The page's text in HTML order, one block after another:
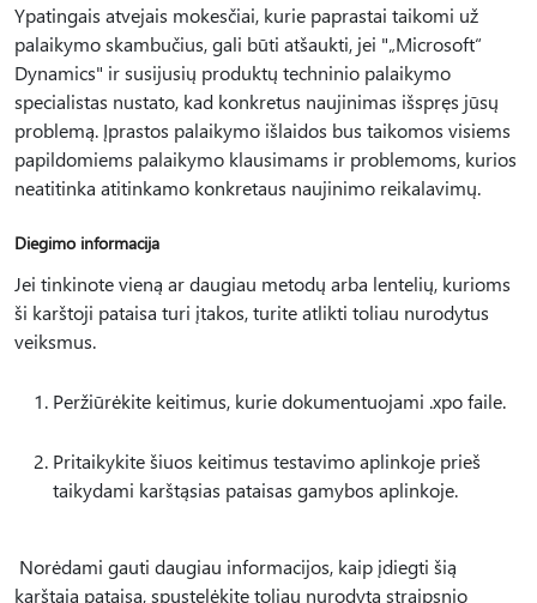
Ypatingais atvejais mokesčiai, kurie paprastai taikomi už
palaikymo skambučius, gali būti atšaukti, jei "„Microsoft“
Dynamics" ir susijusių produktų techninio palaikymo
specialistas nustato, kad konkretus naujinimas išspręs jūsų
problemą. Įprastos palaikymo išlaidos bus taikomos visiems
papildomiems palaikymo klausimams ir problemoms, kurios
neatitinka atitinkamo konkretaus naujinimo reikalavimų.
Diegimo informacija
Jei tinkinote vieną ar daugiau metodų arba lentelių, kurioms
ši karštoji pataisa turi įtakos, turite atlikti toliau nurodytus
veiksmus.
Peržiūrėkite keitimus, kurie dokumentuojami .xpo faile.
Pritaikykite šiuos keitimus testavimo aplinkoje prieš
taikydami karštąsias pataisas gamybos aplinkoje.
Norėdami gauti daugiau informacijos, kaip įdiegti šią
karštąją pataisą, spustelėkite toliau nurodytą straipsnio